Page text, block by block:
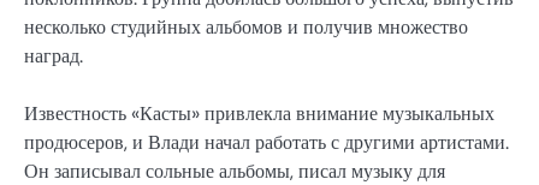
несколько студийных альбомов и получив множество
наград.
Известность «Касты» привлекла внимание музыкальных
продюсеров, и Влади начал работать с другими артистами.
Он записывал сольные альбомы, писал музыку для